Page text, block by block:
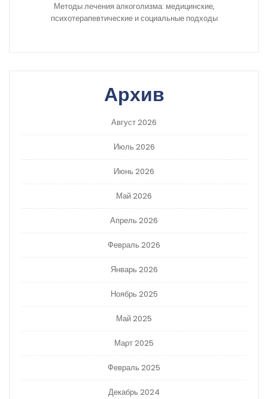
Методы лечения алкоголизма: медицинские,
психотерапевтические и социальные подходы
Архив
Август 2026
Июль 2026
Июнь 2026
Май 2026
Апрель 2026
Февраль 2026
Январь 2026
Ноябрь 2025
Май 2025
Март 2025
Февраль 2025
Декабрь 2024